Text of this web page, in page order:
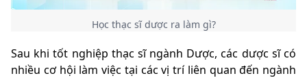
Học thạc sĩ dược ra làm gì?
Sau khi tốt nghiệp thạc sĩ ngành Dược, các dược sĩ có
nhiều cơ hội làm việc tại các vị trí liên quan đến ngành